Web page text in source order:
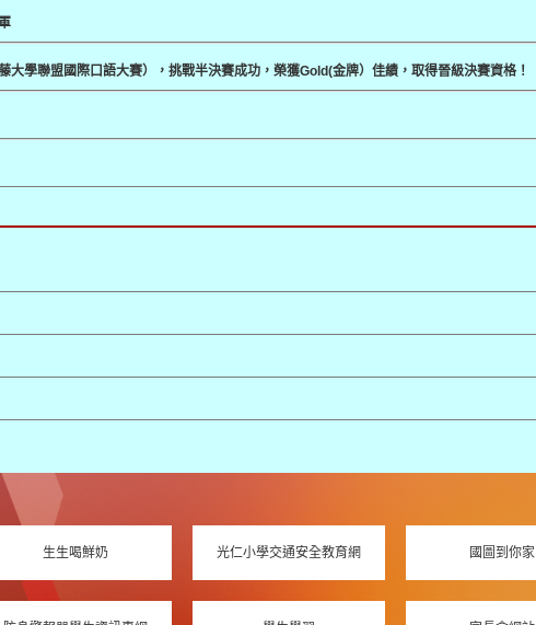
大學聯盟國際口語大賽），挑戰半決賽成功，榮獲Gold(金牌）佳績，取得晉級決賽資格！
生生喝鮮奶 光仁小學交通安全教育網 國圖到你家